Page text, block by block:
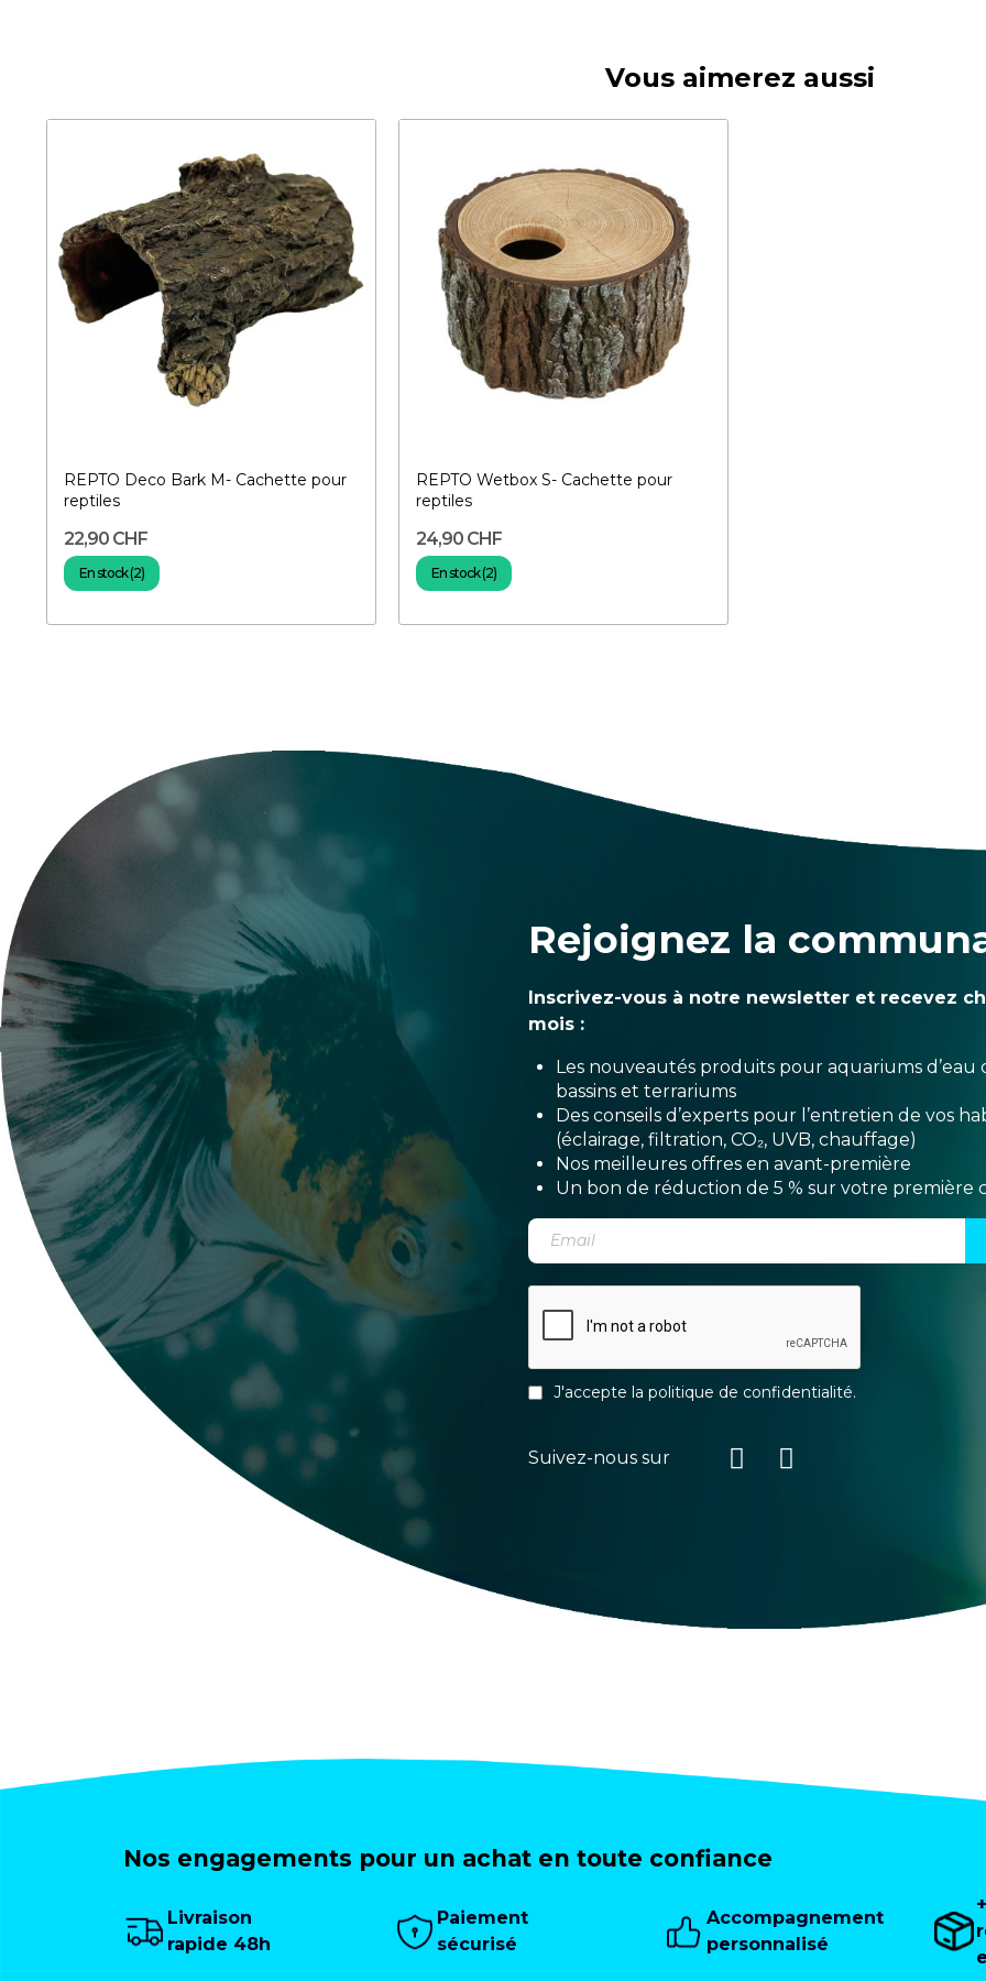
Vous aimerez aussi
REPTO Deco Bark M- Cachette pour
reptiles
22,90 CHF
En stock (2)
REPTO Wetbox S- Cachette pour
reptiles
24,90 CHF
En stock (2)
Rejoignez la
Inscrivez-vous à notre newsletter et recevez
mois :
Les nouveautés produits pour aquariums d’eau
bassins et terrariums
Des conseils d’experts pour l’entretien de vos
(éclairage, filtration, CO₂, UVB, chauffage)
Nos meilleures offres en avant-première
Un bon de réduction de 5 % sur votre première
J'accepte la politique de confidentialité.
Suivez-nous sur
Nos engagements pour un achat en toute confiance
Livraison
rapide 48h
Paiement
sécurisé
Accompagnement
personnalisé